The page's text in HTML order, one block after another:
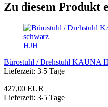
Zu diesem Produkt
HJH
Bürostuhl / Drehstuhl KAUNA
Lieferzeit: 3-5 Tage
427,00 EUR
Lieferzeit: 3-5 Tage